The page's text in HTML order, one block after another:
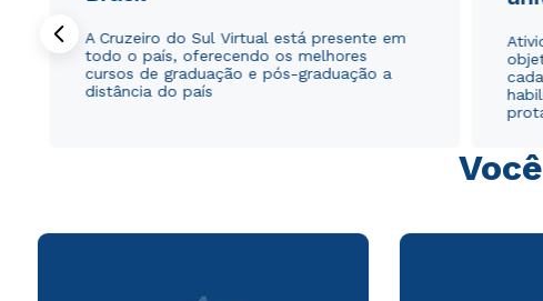
A Cruzeiro do Sul Virtual está presente em
todo o país, oferecendo os melhores
cursos de graduação e pós-graduação a
distância do país